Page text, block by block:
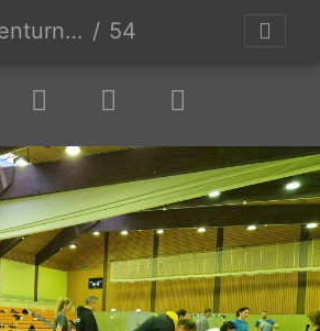
2023 54